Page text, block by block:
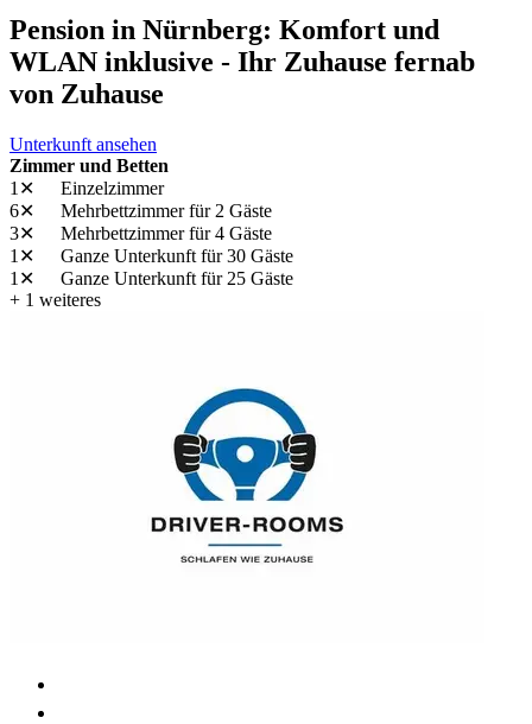
Pension in Nürnberg: Komfort und
WLAN inklusive - Ihr Zuhause fernab
von Zuhause
Unterkunft ansehen
Zimmer und Betten
1✕
Einzelzimmer
6✕
Mehrbettzimmerfür 2 Gäste
3✕
Mehrbettzimmerfür 4 Gäste
1✕
Ganze Unterkunft für 30 Gäste
1✕
Ganze Unterkunft für 25 Gäste
+ 1 weiteres